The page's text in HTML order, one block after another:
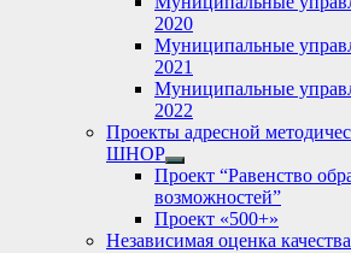
sub
menu
2020
Муниципальные
2021
Муниципальные
2022
Проекты адресной
ШНОР
Show
sub
menu
Проект “Равенство
возможностей”
Проект «500+»
Независимая оценка